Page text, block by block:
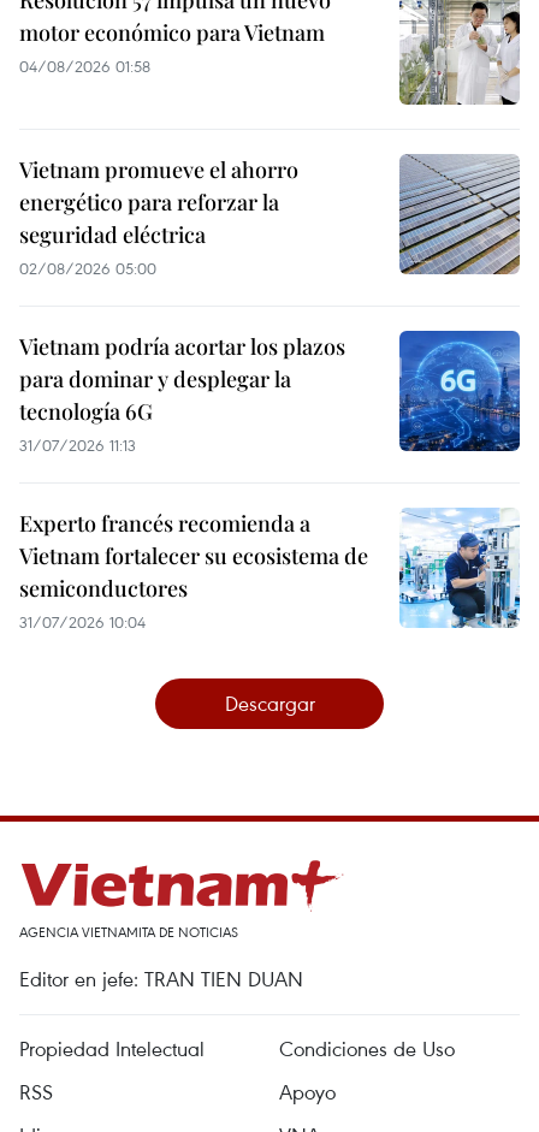
motor económico para Vietnam
04/08/2026 01:58
Vietnam promueve el ahorro
energético para reforzar la
seguridad eléctrica
02/08/2026 05:00
Vietnam podría acortar los plazos
para dominar y desplegar la
tecnología 6G
31/07/2026 11:13
Experto francés recomienda a
Vietnam fortalecer su ecosistema de
semiconductores
31/07/2026 10:04
Descargar
AGENCIA VIETNAMITA DE NOTICIAS
Editor en jefe: TRAN TIEN DUAN
Propiedad Intelectual
Condiciones de Uso
RSS
Apoyo